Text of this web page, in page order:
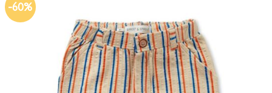
-60%